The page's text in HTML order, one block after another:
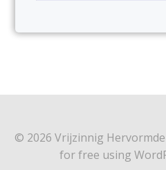
© 2026 Vrijzinnig
for free using